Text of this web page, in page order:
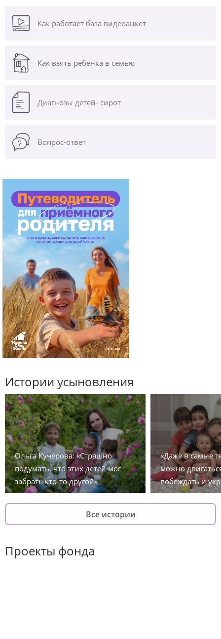
Как работает база видеоанкет
Как взять ребенка в семью
Диагнозы детей- сирот
Вопрос-ответ
Истории усыновления
Ольга Кучерова: «Страшно
подумать, что этих детей мог
забрать кто-то другой»
«Даже в самые
можно
побеждать и
Все истории
Проекты фонда